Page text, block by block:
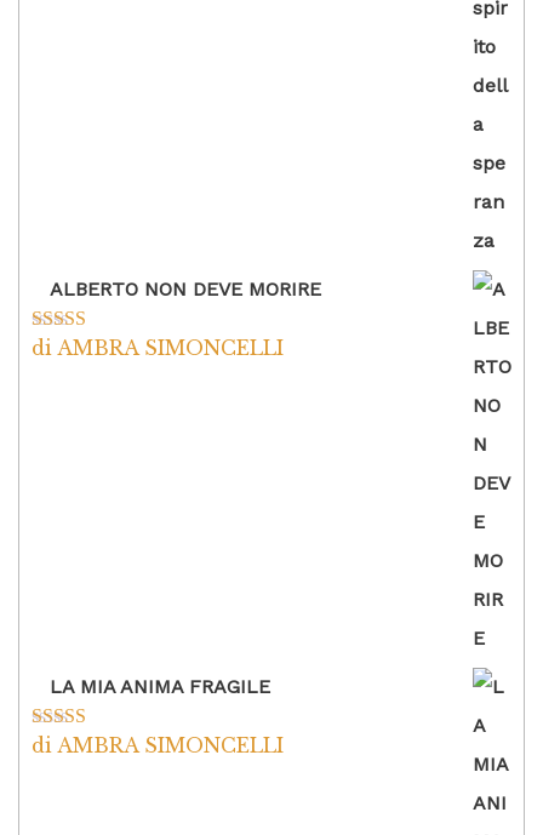
ALBERTO NON DEVE MORIRE
Valutato5su
di AMBRA SIMONCELLI
LA MIA ANIMA FRAGILE
Valutato5su
di AMBRA SIMONCELLI